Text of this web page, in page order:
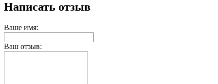
Написать отзыв
Ваше имя:
Ваш отзыв: